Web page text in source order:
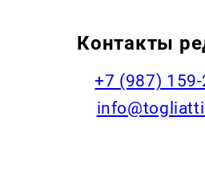
Контакты
+7 (987)